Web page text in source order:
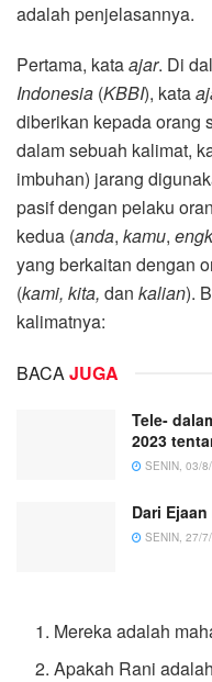
adalah penjelasannya.
Pertama, kataajar. Di
Indonesia (KBBI), kata
diberikan kepada orang
dalam sebuah kalimat,
imbuhan) jarang
pasif dengan pelaku
kedua (anda, kamu,
yang berkaitan dengan
(kami, kita, dan kalian).
kalimatnya:
BACAJUGA
Tele-
2023
SENIN, 03/
Dari
SENIN, 27/
Mereka adalah
Apakah Rani